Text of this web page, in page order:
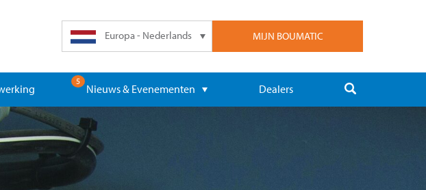
MIJN BOUMATIC
Europa - Nederlands
5
Nieuws & Evenementen Dealers